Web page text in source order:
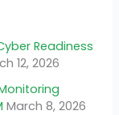
Readiness
12, 2026
March 8, 2026